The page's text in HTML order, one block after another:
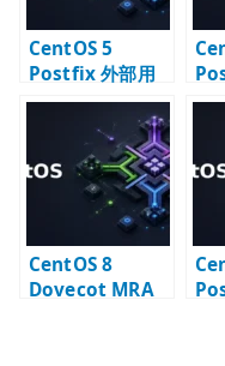
CentOS 5
Postfix 外部用
メールサーバー
構築 – インター
ネット配送の基
本
け
CentOS 8
Dovecot MRA